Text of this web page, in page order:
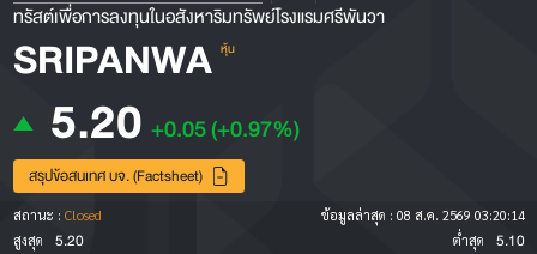
ทรัสต์เพื่อการลงทุนในอสังหาริมทรัพย์โรงแรมศรีพันวา
SRIPANWA หุ้น
5.20 +0.05(+0.97%)
สรุปข้อสนเทศ บจ. (Factsheet)
สถานะ : Closed ข้อมูลล่าสุด : 08 ส.ค. 2569 03:20:14
สูงสุด
5.20 ต่ำสุด 5.10